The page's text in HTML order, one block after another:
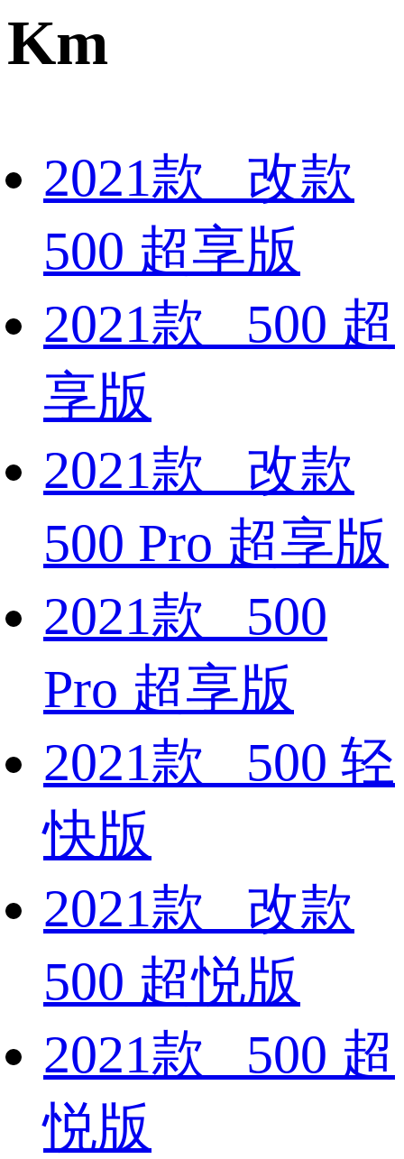
Km
2021款 改款
500 超享版
2021款 500 超
享版
2021款 改款
500 Pro 超享版
2021款 500
Pro 超享版
2021款 500 轻
快版
2021款 改款
500 超悦版
2021款 500 超
悦版